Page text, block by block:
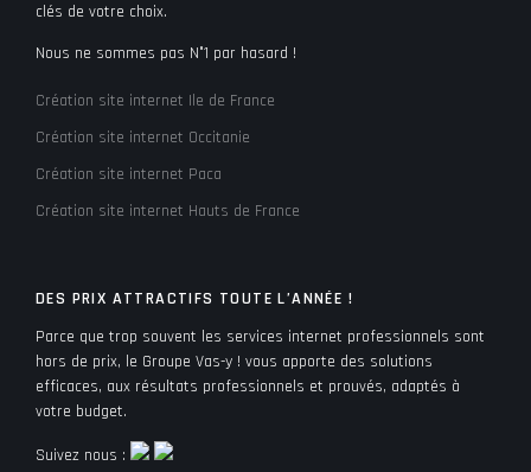
clés de votre choix.
Nous ne sommes pas N°1 par hasard !
Création site internet Ile de France
Création site internet Occitanie
Création site internet Paca
Création site internet Hauts de France
DES PRIX ATTRACTIFS TOUTE L’ANNÉE !
Parce que trop souvent les services internet professionnels sont
hors de prix, le Groupe Vas-y ! vous apporte des solutions
efficaces, aux résultats professionnels et prouvés, adaptés à
votre budget.
Suivez nous :